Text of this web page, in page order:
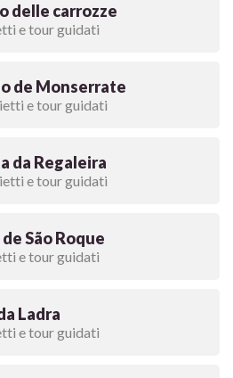
delle carrozze
e tour guidati
de Monserrate
e tour guidati
da Regaleira
e tour guidati
São Roque
e tour guidati
Ladra
e tour guidati